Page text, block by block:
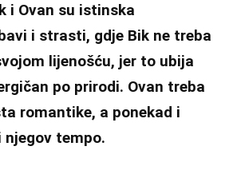
i Ovan su istinska
i strasti, gdje Bik ne treba
lijenošću, jer to ubija
po prirodi. Ovan treba
romantike, a ponekad i
tempo.